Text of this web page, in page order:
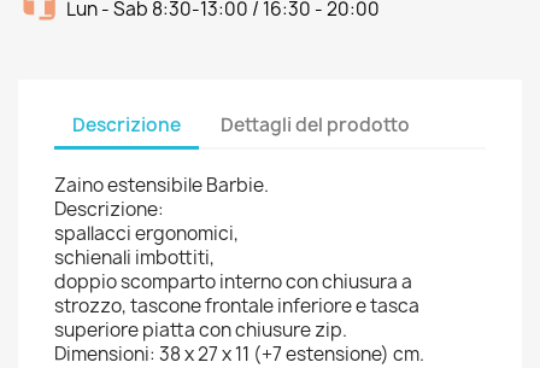
Lun - Sab 8:30-13:00 / 16:30 - 20:00
Descrizione Dettagli del prodotto
Zaino estensibile Barbie.
Descrizione:
spallacci ergonomici,
schienali imbottiti,
doppio scomparto interno con chiusura a
strozzo, tascone frontale inferiore e tasca
superiore piatta con chiusure zip.
Dimensioni: 38 x 27 x 11 (+7 estensione) cm.